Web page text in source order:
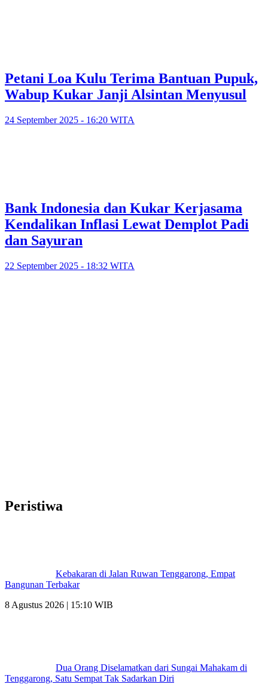
Petani Loa Kulu Terima Bantuan Pupuk,
Wabup Kukar Janji Alsintan Menyusul
24 September 2025 - 16:20 WITA
Bank Indonesia dan Kukar Kerjasama
Kendalikan Inflasi Lewat Demplot Padi
dan Sayuran
22 September 2025 - 18:32 WITA
Peristiwa
Kebakaran di Jalan Ruwan Tenggarong, Empat
Bangunan Terbakar
8 Agustus 2026 | 15:10 WIB
Dua Orang Diselamatkan dari Sungai Mahakam di
Tenggarong, Satu Sempat Tak Sadarkan Diri